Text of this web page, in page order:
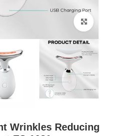
Wrinkles Reducing